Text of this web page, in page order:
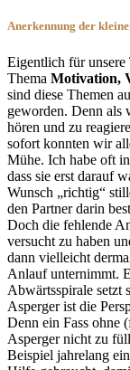
Anerkennung der
Eigentlich für
Thema Motivation,
sind diese Themen
geworden. Denn als
hören und zu
sofort konnten wir
Mühe. Ich habe oft
dass sie erst darauf
Wunsch „richtig“
den Partner darin
Doch die fehlende
versucht zu haben
dann vielleicht
Anlauf unternimmt.
Abwärtsspirale setzt
Asperger ist die
Denn ein Fass ohne
Asperger nicht zu
Beispiel jahrelang